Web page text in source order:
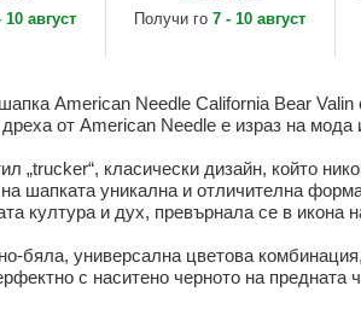
10 август Получи го7 - 10 август
American Needle California Bear
от American Needle е израз на
„trucker“, класически дизайн, който
шапката уникална и отличителна
култура и дух, превърнала се в икона
бяла, универсална цветова
с наситено черното на